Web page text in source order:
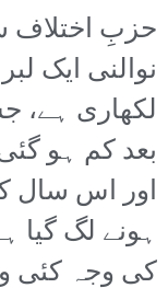
حزبِ اختلاف
نوالنی ایک
اور اس سال
ہونے لگ گیا